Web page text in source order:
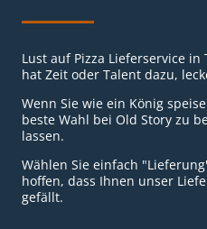
Lust auf Pizza Lieferservice
hat Zeit oder Talent dazu,
Wenn Sie wie ein König
beste Wahl bei Old Story zu
lassen.
Wählen Sie einfach
hoffen, dass Ihnen unser
gefällt.